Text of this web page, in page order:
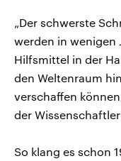
„Der schwerste
werden in wenigen
Hilfsmittel in der
den Weltenraum
verschaffen
der
So klang es schon